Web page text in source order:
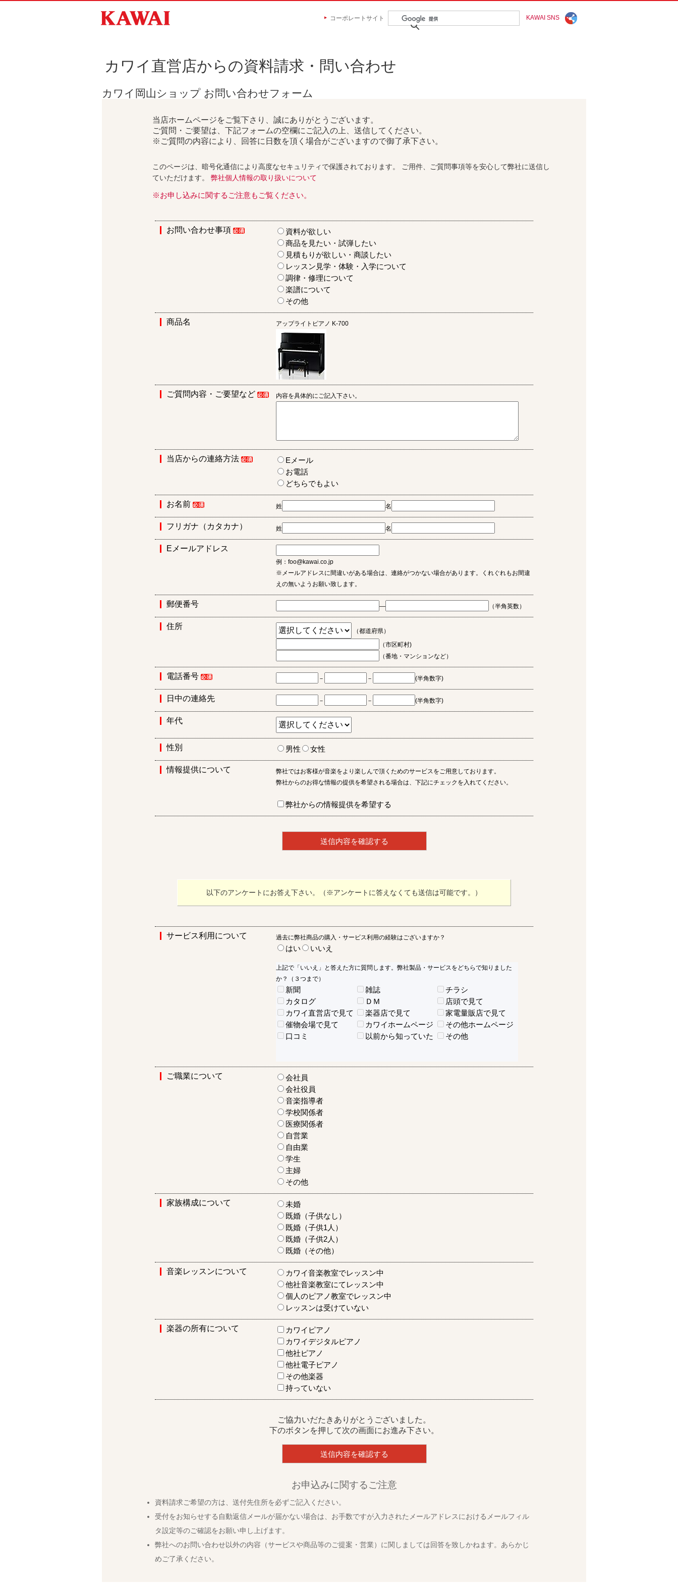
コーポレートサイト KAWAI SNS
カワイ直営店からの資料請求・問い合わせ
カワイ岡山ショップ お問い合わせフォーム
当店ホームページをご覧下さり、誠にありがとうございます。
ご質問・ご要望は、下記フォームの空欄にご記入の上、送信してください。
※ご質問の内容により、回答に日数を頂く場合がございますので御了承下さい。
このページは、暗号化通信により高度なセキュリティで保護されております。 ご用件、ご質問事項等を安心して弊社に送信し
ていただけます。 弊社個人情報の取り扱いについて
※お申し込みに関するご注意もご覧ください。
お問い合わせ事項
資料が欲しい
商品を見たい・試弾したい
見積もりが欲しい・商談したい
レッスン見学・体験・入学について
調律・修理について
楽譜について
その他
商品名 アップライトピアノ K-700
ご質問内容・ご要望など 内容を具体的にご記入下さい。
当店からの連絡方法
Eメール
お電話
どちらでもよい
お名前 姓 名
フリガナ（カタカナ） 姓 名
Eメールアドレス
例：foo@kawai.co.jp
※メールアドレスに間違いがある場合は、連絡がつかない場合があります。くれぐれもお間違
えの無いようお願い致します。
郵便番号 ― （半角英数）
住所
（都道府県）
（市区町村)
（番地・マンションなど）
電話番号 － － (半角数字)
日中の連絡先 － － (半角数字)
年代
性別 男性 女性
情報提供について
弊社ではお客様が音楽をより楽しんで頂くためのサービスをご用意しております。
弊社からのお得な情報の提供を希望される場合は、下記にチェックを入れてください。
弊社からの情報提供を希望する
以下のアンケートにお答え下さい。（※アンケートに答えなくても送信は可能です。）
サービス利用について 過去に弊社商品の購入・サービス利用の経験はございますか？
はい いいえ
上記で「いいえ」と答えた方に質問します。弊社製品・サービスをどちらで知りました
か？（３つまで）
新聞 雑誌
チラシ
カタログ
ＤＭ
店頭で見て
カワイ直営店で見て
楽器店で見て
家電量販店で見て
催物会場で見て
カワイホームページ
その他ホームページ
口コミ
以前から知っていた その他
ご職業について
会社員
会社役員
音楽指導者
学校関係者
医療関係者
自営業
自由業
学生
主婦
その他
家族構成について
未婚
既婚（子供なし）
既婚（子供1人）
既婚（子供2人）
既婚（その他）
音楽レッスンについて
カワイ音楽教室でレッスン中
他社音楽教室にてレッスン中
個人のピアノ教室でレッスン中
レッスンは受けていない
楽器の所有について
カワイピアノ
カワイデジタルピアノ
他社ピアノ
他社電子ピアノ
その他楽器
持っていない
ご協力いだたきありがとうございました。
下のボタンを押して次の画面にお進み下さい。
お申込みに関するご注意
資料請求ご希望の方は、送付先住所を必ずご記入ください。
受付をお知らせする自動返信メールが届かない場合は、お手数ですが入力されたメールアドレスにおけるメールフィル
タ設定等のご確認をお願い申し上げます。
弊社へのお問い合わせ以外の内容（サービスや商品等のご提案・営業）に関しましては回答を致しかねます。あらかじ
めご了承ください。